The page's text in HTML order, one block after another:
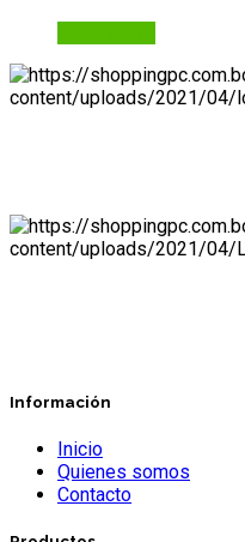
Información
Inicio
Quienes somos
Contacto